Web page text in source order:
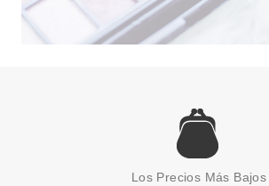
Los Precios Más Bajos